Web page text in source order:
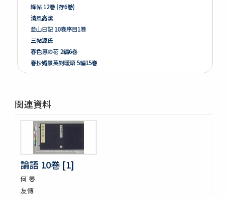
絳帖 12巻 (存6巻)
清風高潔
並山日記 10巻序目1巻
三帖源氏
春色惠の花 2編6巻
春抄媚景英對暖語 5編15巻
梅暦餘興春色辰巳園 4編12巻
竒品家雅見 3巻附録1巻
好色一代女 6巻
新うす雪物語 5巻
新撰卅六貝倭謌
好色春画本目録
春画好色本目録
禮書 150巻 (存9巻)
関連資料
論語 10巻 [1]
何 晏
友傳